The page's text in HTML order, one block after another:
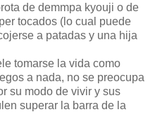
de demmpa kyouji o de
tocados (lo cual puede
a patadas y una hija
tomarse la vida como
a nada, no se preocupa
su modo de vivir y sus
superar la barra de la